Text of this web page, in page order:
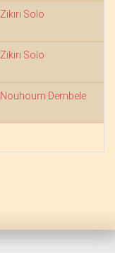
Zikiri Solo
Zikiri Solo
Nouhoum Dembele